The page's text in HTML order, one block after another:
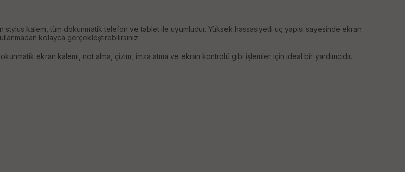
stylus kalem, tüm dokunmatik telefon ve tablet ile uyumludur. Yüksek hassasiyetli uç yapısı sayesinde ekran
kolayca gerçekleştirebilirsiniz.
ekran kalemi, not alma, çizim, imza atma ve ekran kontrolü gibi işlemler için ideal bir yardımcıdır.